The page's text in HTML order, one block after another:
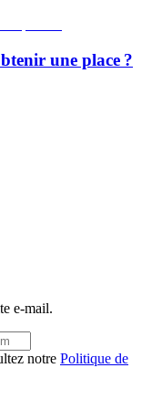
une place ?
e-mail.
notre Politique de